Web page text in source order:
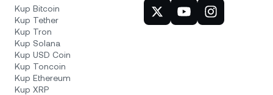
Kup Bitcoin
Kup Tether
Kup Tron
Kup Solana
Kup USD Coin
Kup Toncoin
Kup Ethereum
Kup XRP